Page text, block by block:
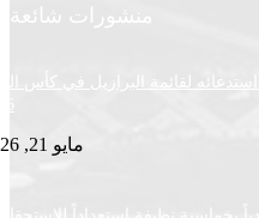
منشورات شائعة
البرازيل في كأس العالم